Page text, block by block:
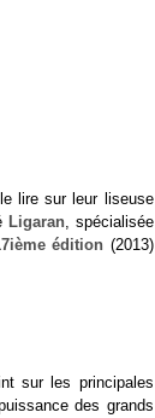
lire sur leur liseuse
Ligaran, spécialisée
édition (2013)
sur les principales
des grands